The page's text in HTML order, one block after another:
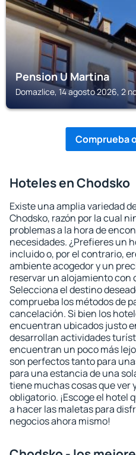
Pension U Martina
Domazlice, 14 agosto 2026, 2
Comprueba
Hoteles en Chodsko
Existe una amplia variedad
Chodsko, razón por la cual
problemas a la hora de
necesidades. ¿Prefieres un
incluido o, por el contrario,
ambiente acogedor y un
reservar un alojamiento con
Selecciona el destino
comprueba los métodos de
cancelación. Si bien los
encuentran ubicados justo
desarrollan actividades
encuentran un poco más
son perfectos tanto para
para una estancia de una
tiene muchas cosas que ver
obligatorio. ¡Escoge el hotel
a hacer las maletas para
negocios ahora mismo!